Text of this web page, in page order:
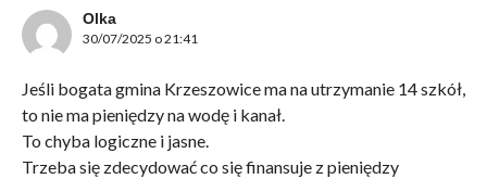
Olka
30/07/2025 o 21:41
Jeśli bogata gmina Krzeszowice ma na utrzymanie 14 szkół,
to nie ma pieniędzy na wodę i kanał.
To chyba logiczne i jasne.
Trzeba się zdecydować co się finansuje z pieniędzy